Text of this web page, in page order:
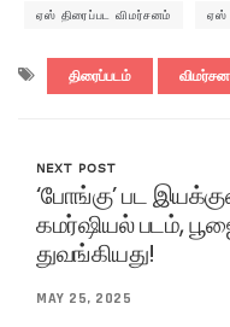
ஏஸ் திரைப்பட விமர்சனம் ஏஸ்
திரைப்படம்
NEXT POST
‘போங்கு’ பட
கமர்ஷியல் படம்,
துவங்கியது!
MAY 25, 2025